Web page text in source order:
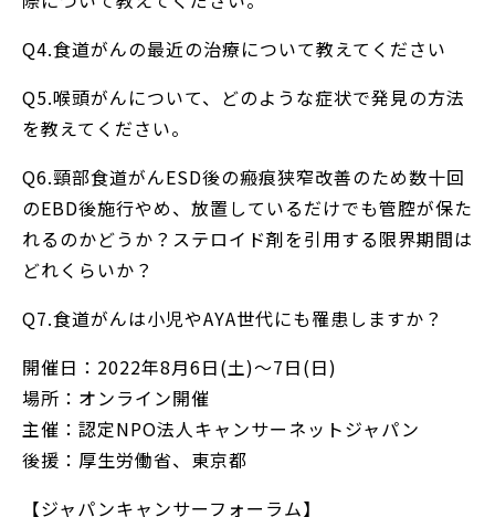
Q4.食道がんの最近の治療について教えてください
Q5.喉頭がんについて、どのような症状で発見の方法
を教えてください。
Q6.頸部食道がんESD後の瘢痕狭窄改善のため数十回
のEBD後施行やめ、放置しているだけでも管腔が保た
れるのかどうか？ステロイド剤を引用する限界期間は
どれくらいか？
Q7.食道がんは小児やAYA世代にも罹患しますか？
開催日：2022年8月6日(土)～7日(日)
場所：オンライン開催
主催：認定NPO法人キャンサーネットジャパン
後援：厚生労働省、東京都
【ジャパンキャンサーフォーラム】